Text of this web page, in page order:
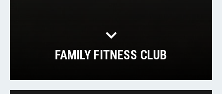
FAMILY FITNESS CLUB